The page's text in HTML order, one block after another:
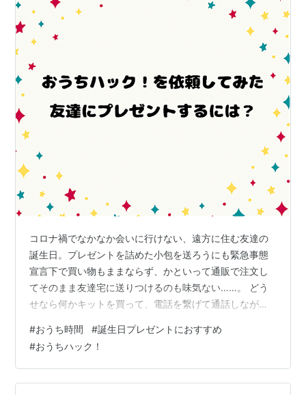
コロナ禍でなかなか会いに行けない、遠方に住む友達の
誕生日。プレゼントを詰めた小包を送ろうにも緊急事態
宣言下で買い物もままならず、かといって通販で注文し
てそのまま友達宅に送りつけるのも味気ない……。 どう
せなら何かキットを買って、電話を繋げて通話しながら
索をしている時に見つけたのが、今回紹介する「おうち
ハック！」という体験キットをサプライズでおうちに届
けてくれるサービス。 ouchihack.com この記事では、
「おうちハック！」サービスを友達にプレゼントする方
#おうち時間 #誕生日プレゼントにおすすめ
#おうちハック！